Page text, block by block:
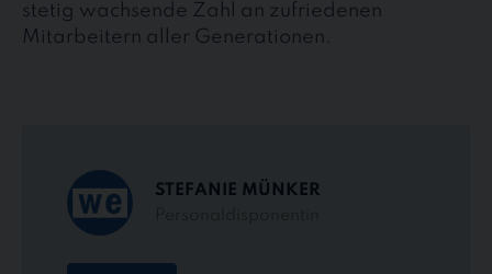
stetig wachsende Zahl an zufriedenen
Mitarbeitern aller Generationen.
STEFANIE MÜNKER